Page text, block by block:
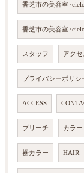
香芝市の美容室･
香芝市の美容室･
スタッフ アクセ
プライバシーポリシ
ACCESS
ブリーチ カラー
裾カラー HAIR